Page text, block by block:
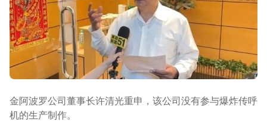
金阿波罗公司董事长许清光重申，该公司没有参与爆炸传呼
机的生产制作。